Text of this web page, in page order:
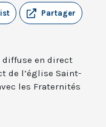
Partager
diffuse en direct
de l’église Saint-
les Fraternités